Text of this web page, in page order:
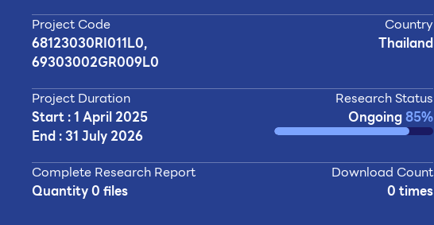
Project Code
68123030RI011L0,
69303002GR009L0
Country
Thailand
Project Duration
Start : 1 April 2025
End : 31 July 2026
Research Status
Ongoing85%
Complete Research Report
Quantity 0 files
Download Count
0 times